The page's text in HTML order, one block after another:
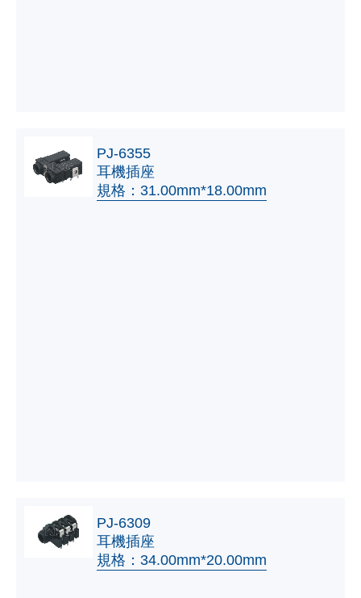
PJ-6355
耳機插座
規格：31.00mm*18.00mm
PJ-6309
耳機插座
規格：34.00mm*20.00mm